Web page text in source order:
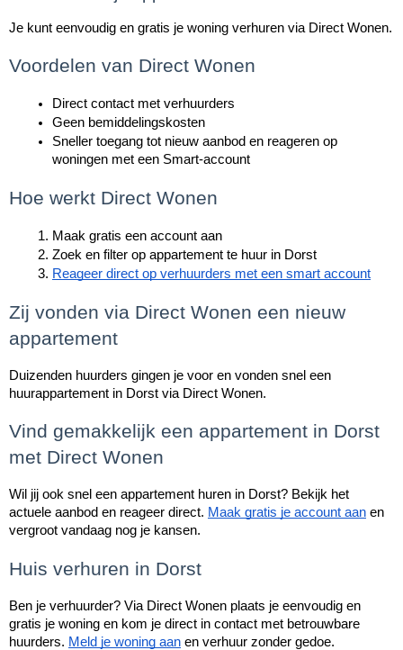
Je kunt eenvoudig en gratis je woning verhuren via Direct Wonen.
Voordelen van Direct Wonen
Direct contact met verhuurders
Geen bemiddelingskosten
Sneller toegang tot nieuw aanbod en reageren op
woningen met een Smart-account
Hoe werkt Direct Wonen
Maak gratis een account aan
Zoek en filter op appartement te huur in Dorst
Reageer direct op verhuurders met een smart account
Zij vonden via Direct Wonen een nieuw
appartement
Duizenden huurders gingen je voor en vonden snel een
huurappartement in Dorst via Direct Wonen.
Vind gemakkelijk een appartement in Dorst
met Direct Wonen
Wil jij ook snel een appartement huren in Dorst? Bekijk het
actuele aanbod en reageer direct. Maak gratis je account aan en
vergroot vandaag nog je kansen.
Huis verhuren in Dorst
Ben je verhuurder? Via Direct Wonen plaats je eenvoudig en
gratis je woning en kom je direct in contact met betrouwbare
huurders. Meld je woning aan en verhuur zonder gedoe.